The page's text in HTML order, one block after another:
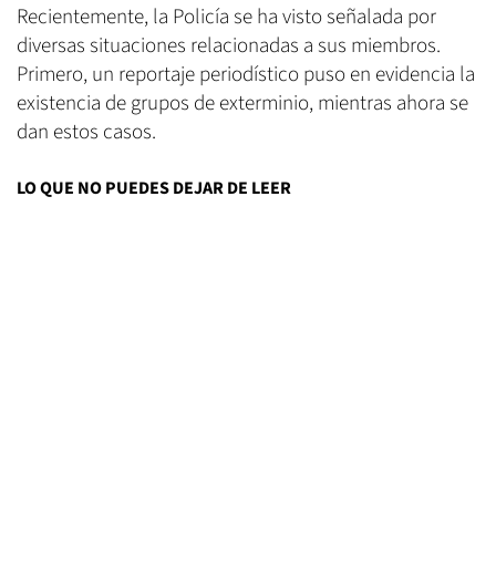
Recientemente, la Policía se ha visto señalada por
diversas situaciones relacionadas a sus miembros.
Primero, un reportaje periodístico puso en evidencia la
existencia de grupos de exterminio, mientras ahora se
dan estos casos.
LO QUE NO PUEDES DEJAR DE LEER